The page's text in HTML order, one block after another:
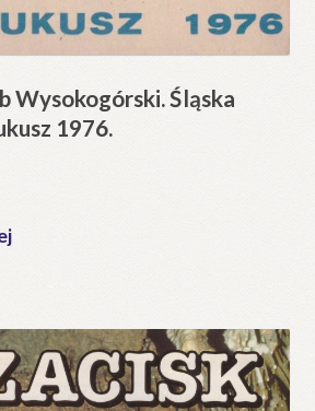
Wysokogórski. Śląska
1976.